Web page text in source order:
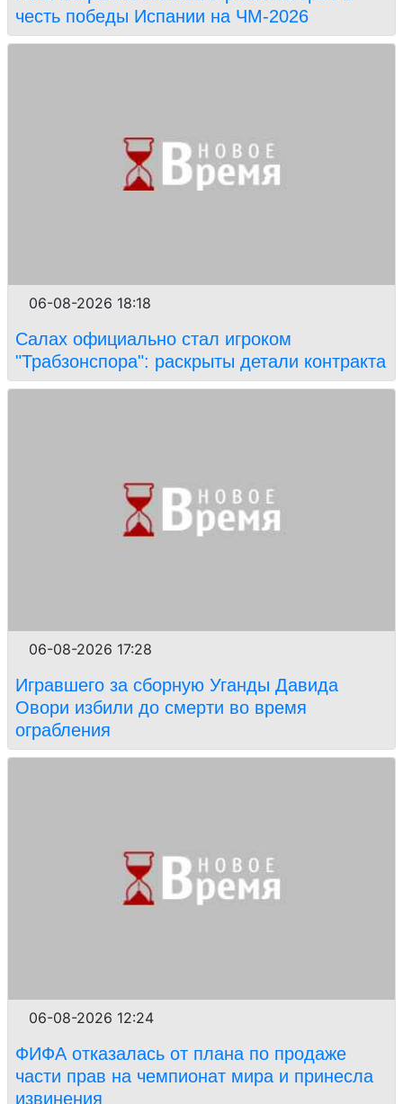
честь победы Испании на ЧМ-2026
06-08-2026 18:18
Салах официально стал игроком
"Трабзонспора": раскрыты детали контракта
06-08-2026 17:28
Игравшего за сборную Уганды Давида
Овори избили до смерти во время
ограбления
06-08-2026 12:24
ФИФА отказалась от плана по продаже
части прав на чемпионат мира и принесла
извинения